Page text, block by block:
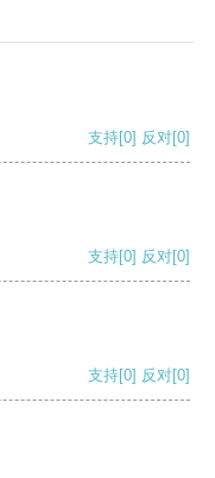
支持[0] 反对[0]
支持[0] 反对[0]
支持[0] 反对[0]